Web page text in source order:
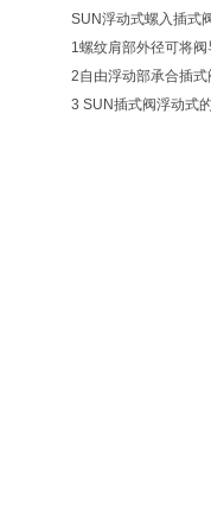
SUN浮动式螺入插
1螺纹肩部外径可将
2自由浮动部承合插
3 SUN插式阀浮动式